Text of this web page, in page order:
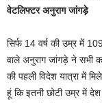
वेटलिफ्टर अनुराग जांगड़े
सिर्फ 14 वर्ष की उम्र में
वाले अनुराग जांगड़े ने सभी
की पहली विदेश यात्रा में
हूं कि इतनी छोटी उम्र में